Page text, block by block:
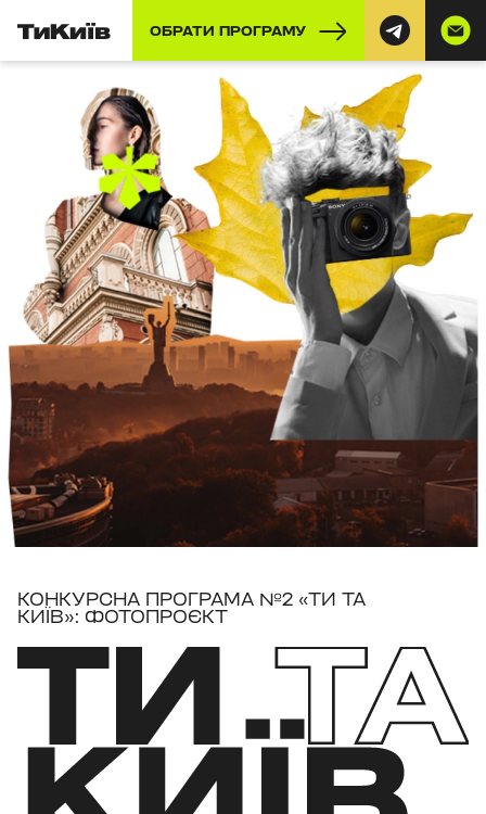
ОБРАТИ ПРОГРАМУ
КОНКУРСНА ПРОГРАМА №2 «ТИ ТА
КИЇВ»: ФОТОПРОЄКТ